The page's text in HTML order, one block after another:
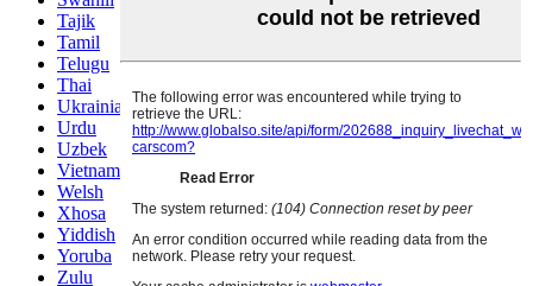
Tajik
Tamil
Telugu
Thai
Ukrainian
Urdu
Uzbek
Vietnamese
Welsh
Xhosa
Yiddish
Yoruba
Zulu